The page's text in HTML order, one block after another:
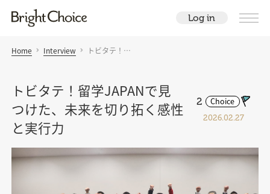
Log in
Home Interview トビタテ！…
トビタテ！留学JAPANで見
つけた、未来を切り拓く感性
と実行力
2 Choice
2026.02.27